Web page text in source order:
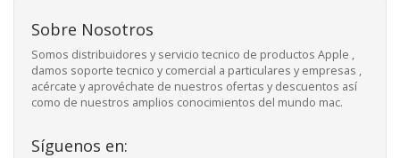
Sobre Nosotros
Somos distribuidores y servicio tecnico de productos Apple ,
damos soporte tecnico y comercial a particulares y empresas ,
acércate y aprovéchate de nuestros ofertas y descuentos así
como de nuestros amplios conocimientos del mundo mac.
Síguenos en: